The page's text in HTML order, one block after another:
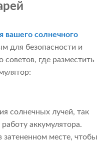
вашего солнечного
для безопасности и
советов, где разместить
солнечных лучей, так
аккумулятора.
затененном месте, чтобы